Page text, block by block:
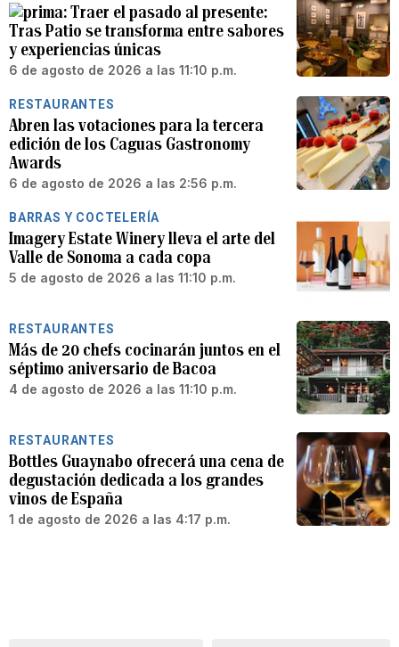
Traer el pasado al presente:
Tras Patio se transforma entre sabores
y experiencias únicas
6 de agosto de 2026 a las 11:10 p.m.
RESTAURANTES
Abren las votaciones para la tercera
edición de los Caguas Gastronomy
Awards
6 de agosto de 2026 a las 2:56 p.m.
BARRAS Y COCTELERÍA
Imagery Estate Winery lleva el arte del
Valle de Sonoma a cada copa
5 de agosto de 2026 a las 11:10 p.m.
RESTAURANTES
Más de 20 chefs cocinarán juntos en el
séptimo aniversario de Bacoa
4 de agosto de 2026 a las 11:10 p.m.
RESTAURANTES
Bottles Guaynabo ofrecerá una cena de
degustación dedicada a los grandes
vinos de España
1 de agosto de 2026 a las 4:17 p.m.